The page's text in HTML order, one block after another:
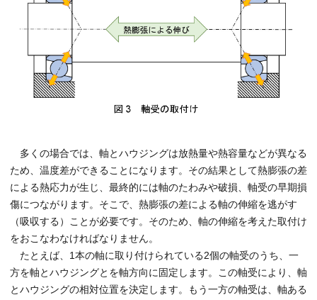
多くの場合では、軸とハウジングは放熱量や熱容量などが異なる
ため、温度差ができることになります。その結果として熱膨張の差
による熱応力が生じ、最終的には軸のたわみや破損、軸受の早期損
傷につながります。そこで、熱膨張の差による軸の伸縮を逃がす
（吸収する）ことが必要です。そのため、軸の伸縮を考えた取付け
をおこなわなければなりません。
たとえば、1本の軸に取り付けられている2個の軸受のうち、一
方を軸とハウジングとを軸方向に固定します。この軸受により、軸
とハウジングの相対位置を決定します。もう一方の軸受は、軸ある